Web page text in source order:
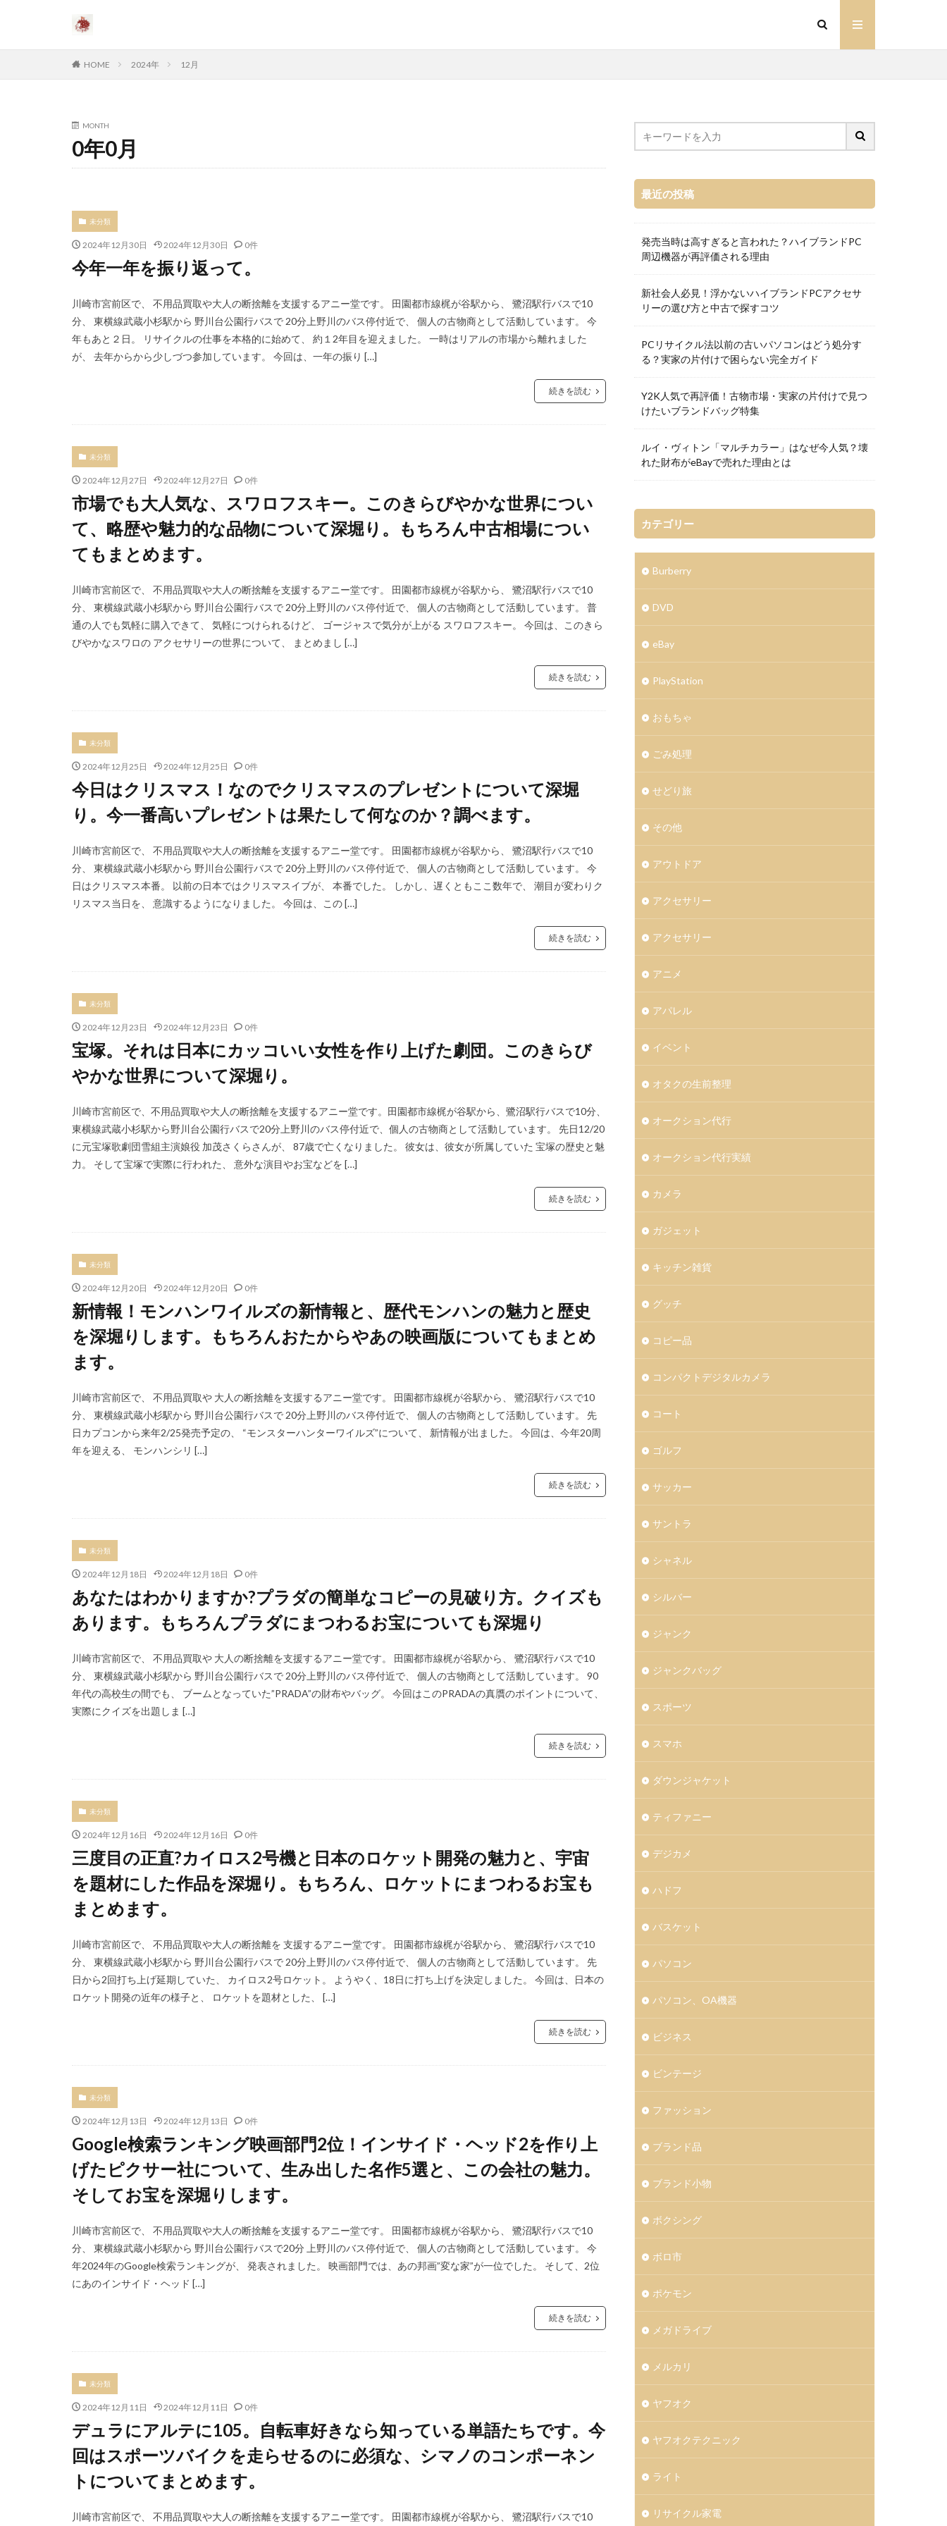
HOME 2024年 12月
MONTH
0年0月
未分類
2024年12月30日 2024年12月30日 0件
今年一年を振り返って。
川崎市宮前区で、 不用品買取や大人の断捨離を支援するアニー堂です。 田園都市線梶が谷駅から、 鷺沼駅行バスで10
分、 東横線武蔵小杉駅から 野川台公園行バスで 20分上野川のバス停付近で、 個人の古物商として活動しています。 今
年もあと２日。 リサイクルの仕事を本格的に始めて、 約１2年目を迎えました。 一時はリアルの市場から離れました
が、 去年からから少しづつ参加しています。 今回は、一年の振り […]
続きを読む
未分類
2024年12月27日 2024年12月27日 0件
市場でも大人気な、スワロフスキー。このきらびやかな世界につい
て、略歴や魅力的な品物について深堀り。もちろん中古相場につい
てもまとめます。
川崎市宮前区で、 不用品買取や大人の断捨離を支援するアニー堂です。 田園都市線梶が谷駅から、 鷺沼駅行バスで10
分、 東横線武蔵小杉駅から 野川台公園行バスで 20分上野川のバス停付近で、 個人の古物商として活動しています。 普
通の人でも気軽に購入できて、 気軽につけられるけど、 ゴージャスで気分が上がる スワロフスキー。 今回は、このきら
びやかなスワロの アクセサリーの世界について、 まとめまし […]
続きを読む
未分類
2024年12月25日 2024年12月25日 0件
今日はクリスマス！なのでクリスマスのプレゼントについて深堀
り。今一番高いプレゼントは果たして何なのか？調べます。
川崎市宮前区で、 不用品買取や大人の断捨離を支援するアニー堂です。 田園都市線梶が谷駅から、 鷺沼駅行バスで10
分、 東横線武蔵小杉駅から 野川台公園行バスで 20分上野川のバス停付近で、 個人の古物商として活動しています。 今
日はクリスマス本番。 以前の日本ではクリスマスイブが、 本番でした。 しかし、遅くともここ数年で、 潮目が変わりク
リスマス当日を、 意識するようになりました。 今回は、この […]
続きを読む
未分類
2024年12月23日 2024年12月23日 0件
宝塚。それは日本にカッコいい女性を作り上げた劇団。このきらび
やかな世界について深堀り。
川崎市宮前区で、不用品買取や大人の断捨離を支援するアニー堂です。田園都市線梶が谷駅から、鷺沼駅行バスで10分、
東横線武蔵小杉駅から野川台公園行バスで20分上野川のバス停付近で、個人の古物商として活動しています。 先日12/20
に元宝塚歌劇団雪組主演娘役 加茂さくらさんが、 87歳で亡くなりました。 彼女は、彼女が所属していた 宝塚の歴史と魅
力。 そして宝塚で実際に行われた、 意外な演目やお宝などを […]
続きを読む
未分類
2024年12月20日 2024年12月20日 0件
新情報！モンハンワイルズの新情報と、歴代モンハンの魅力と歴史
を深堀りします。もちろんおたからやあの映画版についてもまとめ
ます。
川崎市宮前区で、 不用品買取や 大人の断捨離を支援するアニー堂です。 田園都市線梶が谷駅から、 鷺沼駅行バスで10
分、 東横線武蔵小杉駅から 野川台公園行バスで 20分上野川のバス停付近で、 個人の古物商として活動しています。 先
日カプコンから来年2/25発売予定の、 “モンスターハンターワイルズ”について、 新情報が出ました。 今回は、今年20周
年を迎える、 モンハンシリ […]
続きを読む
未分類
2024年12月18日 2024年12月18日 0件
あなたはわかりますか?プラダの簡単なコピーの見破り方。クイズも
あります。もちろんプラダにまつわるお宝についても深堀り
川崎市宮前区で、 不用品買取や 大人の断捨離を支援するアニー堂です。 田園都市線梶が谷駅から、 鷺沼駅行バスで10
分、 東横線武蔵小杉駅から 野川台公園行バスで 20分上野川のバス停付近で、 個人の古物商として活動しています。 90
年代の高校生の間でも、 ブームとなっていた”PRADA”の財布やバッグ。 今回はこのPRADAの真贋のポイントについて、
実際にクイズを出題しま […]
続きを読む
未分類
2024年12月16日 2024年12月16日 0件
三度目の正直?カイロス2号機と日本のロケット開発の魅力と、宇宙
を題材にした作品を深堀り。もちろん、ロケットにまつわるお宝も
まとめます。
川崎市宮前区で、 不用品買取や大人の断捨離を 支援するアニー堂です。 田園都市線梶が谷駅から、 鷺沼駅行バスで10
分、 東横線武蔵小杉駅から 野川台公園行バスで 20分上野川のバス停付近で、 個人の古物商として活動しています。 先
日から2回打ち上げ延期していた、 カイロス2号ロケット。 ようやく、18日に打ち上げを決定しました。 今回は、日本の
ロケット開発の近年の様子と、 ロケットを題材とした、 […]
続きを読む
未分類
2024年12月13日 2024年12月13日 0件
Google検索ランキング映画部門2位！インサイド・ヘッド2を作り上
げたピクサー社について、生み出した名作5選と、この会社の魅力。
そしてお宝を深堀りします。
川崎市宮前区で、 不用品買取や大人の断捨離を支援するアニー堂です。 田園都市線梶が谷駅から、 鷺沼駅行バスで10
分、 東横線武蔵小杉駅から 野川台公園行バスで20分 上野川のバス停付近で、 個人の古物商として活動しています。 今
年2024年のGoogle検索ランキングが、 発表されました。 映画部門では、あの邦画”変な家”が一位でした。 そして、2位
にあのインサイド・ヘッド […]
続きを読む
未分類
2024年12月11日 2024年12月11日 0件
デュラにアルテに105。自転車好きなら知っている単語たちです。今
回はスポーツバイクを走らせるのに必須な、シマノのコンポーネン
トについてまとめます。
川崎市宮前区で、 不用品買取や大人の断捨離を支援するアニー堂です。 田園都市線梶が谷駅から、 鷺沼駅行バスで10
最近の投稿
発売当時は高すぎると言われた？ハイブランドPC
周辺機器が再評価される理由
新社会人必見！浮かないハイブランドPCアクセサ
リーの選び方と中古で探すコツ
PCリサイクル法以前の古いパソコンはどう処分す
る？実家の片付けで困らない完全ガイド
Y2K人気で再評価！古物市場・実家の片付けで見つ
けたいブランドバッグ特集
ルイ・ヴィトン「マルチカラー」はなぜ今人気？壊
れた財布がeBayで売れた理由とは
カテゴリー
Burberry
DVD
eBay
PlayStation
おもちゃ
ごみ処理
せどり旅
その他
アウトドア
アクセサリー
アクセサリー
アニメ
アパレル
イベント
オタクの生前整理
オークション代行
オークション代行実績
カメラ
ガジェット
キッチン雑貨
グッチ
コピー品
コンパクトデジタルカメラ
コート
ゴルフ
サッカー
サントラ
シャネル
シルバー
ジャンク
ジャンクバッグ
スポーツ
スマホ
ダウンジャケット
ティファニー
デジカメ
ハドフ
バスケット
パソコン
パソコン、OA機器
ビジネス
ビンテージ
ファッション
ブランド品
ブランド小物
ボクシング
ボロ市
ポケモン
メガドライブ
メルカリ
ヤフオク
ヤフオクテクニック
ライト
リサイクル家電